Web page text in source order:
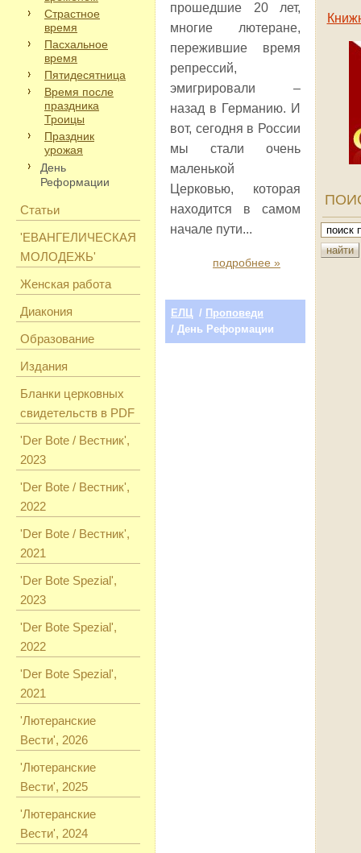
Страстное
время
Пасхальное
время
Пятидесятница
Время после
праздника
Троицы
Праздник
урожая
День
Реформации
Статьи
'ЕВАНГЕЛИЧЕСКАЯ
МОЛОДЕЖЬ'
Женская работа
Диакония
Образование
Издания
Бланки церковных
свидетельств в PDF
'Der Bote / Вестник',
2023
'Der Bote / Вестник',
2022
'Der Bote / Вестник',
2021
'Der Bote Spezial',
2023
'Der Bote Spezial',
2022
'Der Bote Spezial',
2021
'Лютеранские
Вести', 2026
'Лютеранские
Вести', 2025
'Лютеранские
Вести', 2024
прошедшие 20 лет,
многие лютеране,
пережившие время
репрессий,
эмигрировали –
назад в Германию. И
вот, сегодня в России
мы стали очень
маленькой
Церковью, которая
находится в самом
начале пути...
подробнее »
ЕЛЦ / Проповеди
/ День Реформации